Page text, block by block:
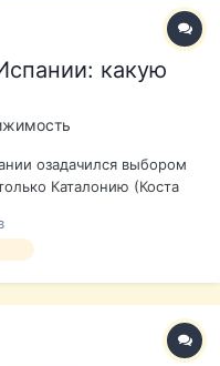
какую
озадачился выбором
Каталонию (Коста
сезон, мол дожди и
сильное я тоже не очень